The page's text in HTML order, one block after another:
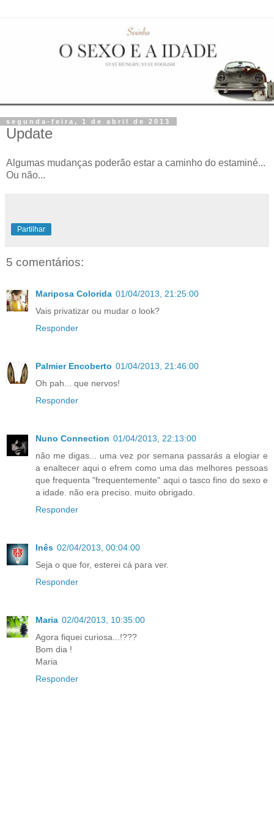
segunda-feira, 1 de abril de 2013
Update
Algumas mudanças poderão estar a caminho do estaminé...
Ou não...
Partilhar
5 comentários:
Mariposa Colorida 01/04/2013, 21:25:00
Vais privatizar ou mudar o look?
Responder
Palmier Encoberto 01/04/2013, 21:46:00
Oh pah... que nervos!
Responder
Nuno Connection 01/04/2013, 22:13:00
não me digas... uma vez por semana passarás a elogiar e
a enaltecer aqui o efrem como uma das melhores pessoas
que frequenta "frequentemente" aqui o tasco fino do sexo e
a idade. não era preciso. muito obrigado.
Responder
Inês 02/04/2013, 00:04:00
Seja o que for, esterei cá para ver.
Responder
Maria 02/04/2013, 10:35:00
Agora fiquei curiosa...!???
Bom dia !
Maria
Responder